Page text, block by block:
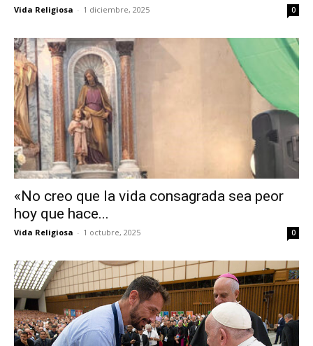
Vida Religiosa - 1 diciembre, 2025 0
«No creo que la vida consagrada sea peor
hoy que hace...
Vida Religiosa - 1 octubre, 2025 0